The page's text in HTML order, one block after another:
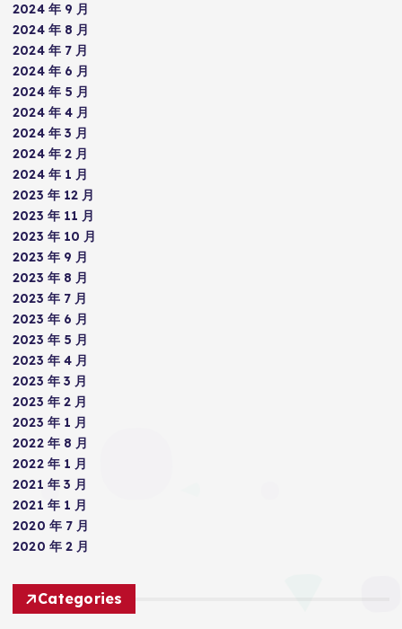
2024 年 9 月
2024 年 8 月
2024 年 7 月
2024 年 6 月
2024 年 5 月
2024 年 4 月
2024 年 3 月
2024 年 2 月
2024 年 1 月
2023 年 12 月
2023 年 11 月
2023 年 10 月
2023 年 9 月
2023 年 8 月
2023 年 7 月
2023 年 6 月
2023 年 5 月
2023 年 4 月
2023 年 3 月
2023 年 2 月
2023 年 1 月
2022 年 8 月
2022 年 1 月
2021 年 3 月
2021 年 1 月
2020 年 7 月
2020 年 2 月
Categories